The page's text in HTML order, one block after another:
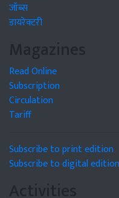
जॉब्स
डायरेक्टरी
Magazines
Read Online
Subscription
Circulation
Tariff
Subscribe to print edition
Subscribe to digital edition
Activities